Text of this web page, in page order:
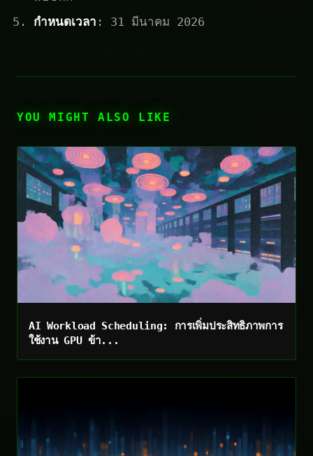
กำหนดเวลา : 31 มีนาคม 2026
YOU MIGHT ALSO LIKE
AI Workload Scheduling: การเพิ่มประสิทธิภาพการ
ใช้งาน GPU ข้า...